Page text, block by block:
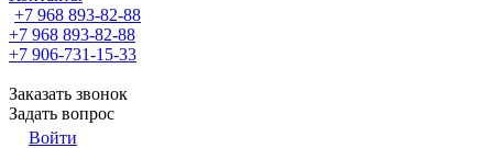
+7 968 893-82-88
+7 968 893-82-88
+7 906-731-15-33
Заказать звонок
Задать вопрос
Войти